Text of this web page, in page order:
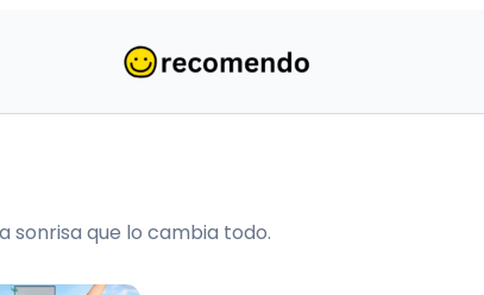
sonrisa que lo cambia todo.